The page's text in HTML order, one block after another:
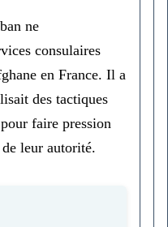
ne
consulaires
en France. Il a
des tactiques
faire pression
leur autorité.